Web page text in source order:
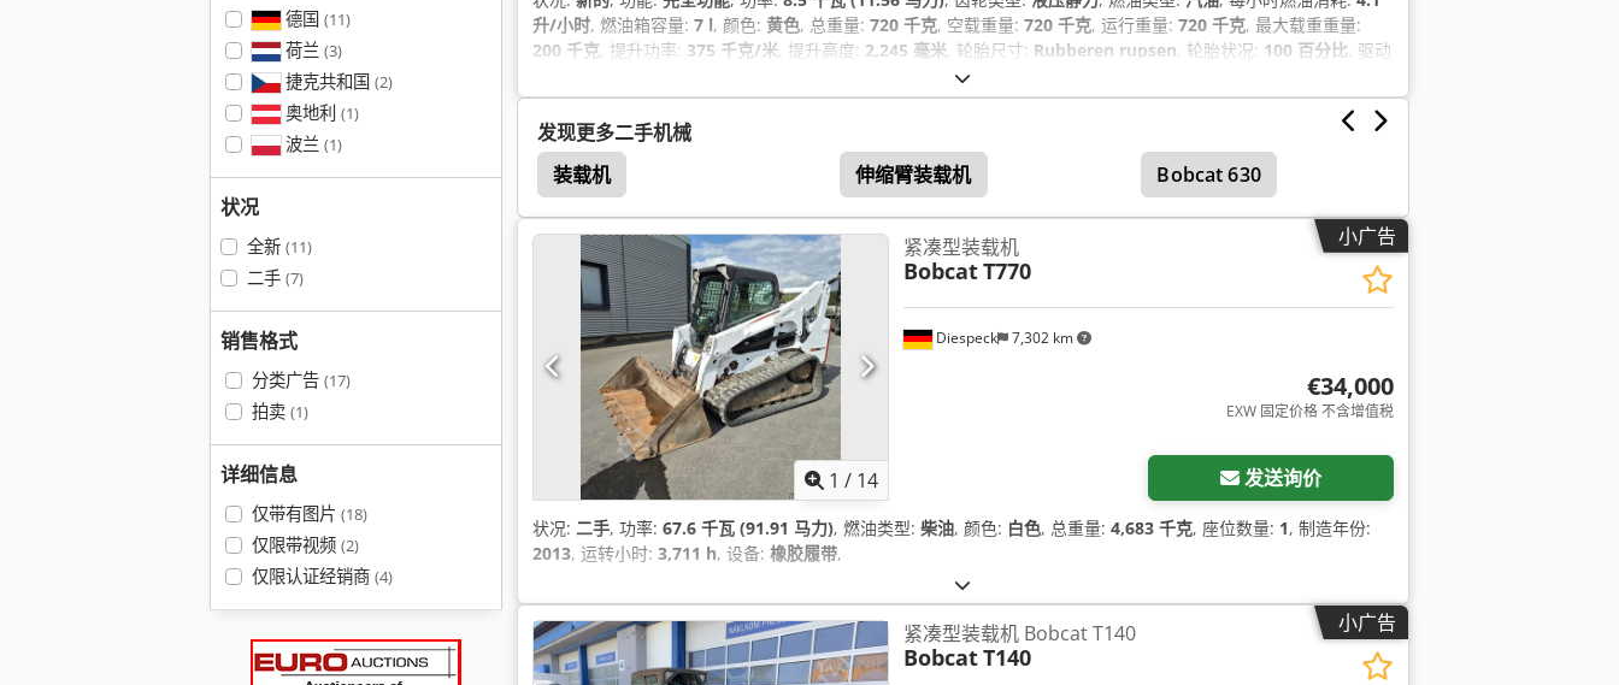
德国 (11)
荷兰 (3)
捷克共和国 (2)
奥地利 (1)
波兰 (1)
状况
全新 (11)
二手 (7)
销售格式
分类广告 (17)
拍卖 (1)
详细信息
仅带有图片 (18)
仅限带视频 (2)
仅限认证经销商 (4)
升/小时, 燃油箱容量: 7 l, 颜色: 黄色, 总重量: 720 千克, 空载重量: 720 千克, 运行重量: 720 千克, 最大载重重量:
200 千克, 提升功率: 375 千克/米, 提升高度: 2,245 毫米, 轮胎尺寸: Rubberen rupsen, 轮胎状况: 100 百分比, 驱动
, 挖掘铲斗宽度:940 毫米
橡胶履带, 液压,
发现更多二手机械
装载机
伸缩臂装载机 Bobcat 630
小广告
1 / 14
Diespeck 7,302 km
紧凑型装载机
BobcatT770
€34,000
EXW 固定价格 不含增值税
发送询价
状况: 二手, 功率: 67.6 千瓦 (91.91 马力), 燃油类型: 柴油, 颜色: 白色, 总重量: 4,683 千克, 座位数量: 1, 制造年份:
2013, 运转小时: 3,711 h, 设备: 橡胶履带,
小广告
紧凑型装载机 Bobcat T140
BobcatT140